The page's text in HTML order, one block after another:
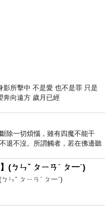
所擊中 不是愛 也不是罪 只是
奔向遠方 歲月已經
除一切煩惱，雖有四魔不能干
退不沒。所謂觸者，若在佛邊聽
(ㄅㄣˇ ㄆㄧㄢˊ ㄆ一ˊ)
ㄣˇ ㄆㄧㄢˊ ㄆ一ˊ)